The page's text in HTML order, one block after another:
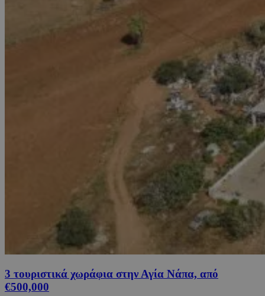
3 τουριστικά χωράφια στην Αγία Νάπα, από
€500,000